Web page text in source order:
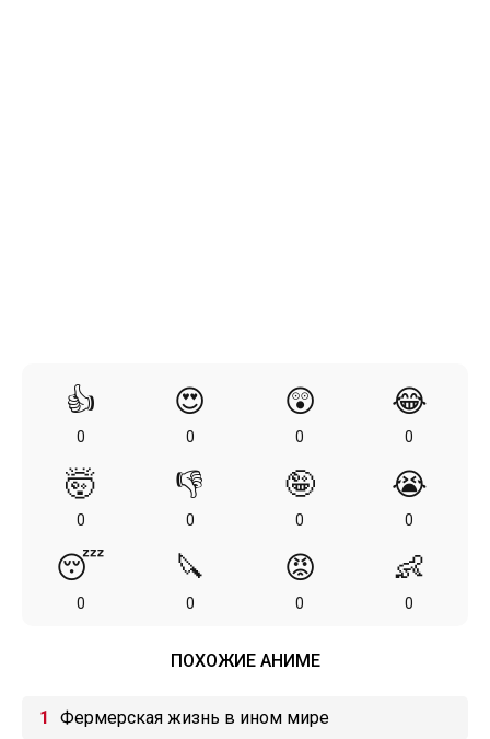
👍
0
😍
0
😲
0
😂
0
🤯
0
👎
0
🤪
0
😭
0
😴
0
🔪
0
😡
0
👶
0
ПОХОЖИЕ АНИМЕ
Фермерская жизнь в ином мире